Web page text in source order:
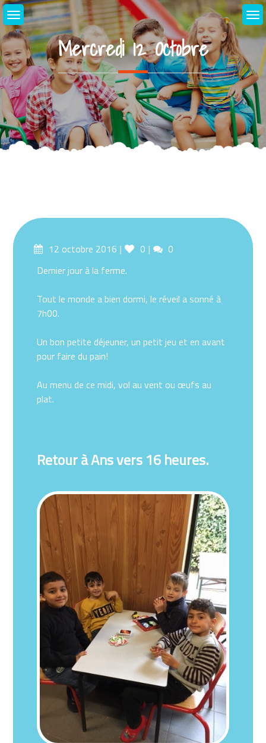
Skip
to
content
Mercredi 12 Octobre
Posted12 octobre 2016 Likes
0 Comments
0
Dernier jour à la ferme.
Tout le monde a bien dormi, le réveil a sonné à
7h00.
Un bon petite déjeuner, un petit jeu et en avant
pour faire du pain!
Au menu de ce midi, vol au vent ou œufs au
plat.
Retour à Ans vers 16 heures.